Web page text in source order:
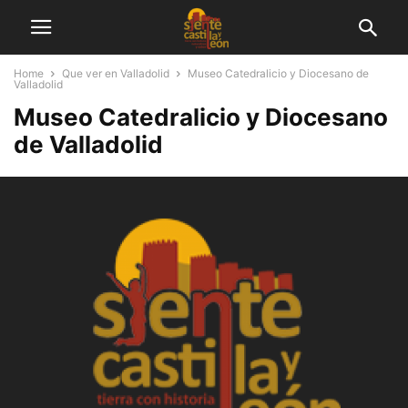
Home Que ver en Valladolid
Museo Catedralicio y Diocesano de
Valladolid
Museo Catedralicio y Diocesano
de Valladolid